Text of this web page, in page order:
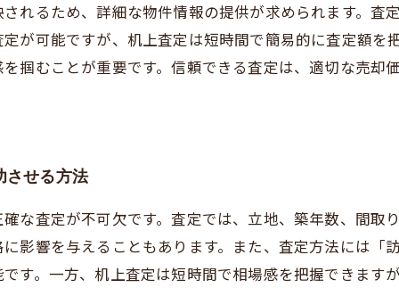
れるため、詳細な物件情報の提供が求められます。査
が可能ですが、机上査定は短時間で簡易的に査定額を
掴むことが重要です。信頼できる査定は、適切な売却
させる方法
な査定が不可欠です。査定では、立地、築年数、間取
影響を与えることもあります。また、査定方法には「
す。一方、机上査定は短時間で相場感を把握できます